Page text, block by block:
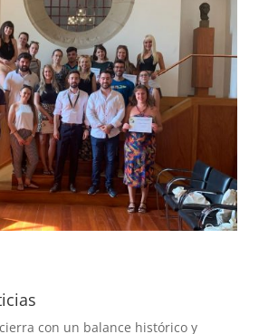
cierra con un balance histórico y